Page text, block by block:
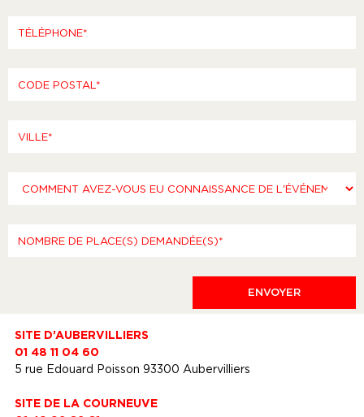
SITE D’AUBERVILLIERS
01 48 11 04 60
5 rue Edouard Poisson 93300 Aubervilliers
SITE DE LA COURNEUVE